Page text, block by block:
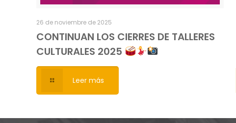
26 de noviembre de 2025
CONTINUAN LOS CIERRES DE TALLERES
CULTURALES 2025
Leer más